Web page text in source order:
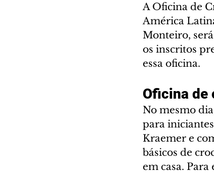
A Oficina de
América
Monteiro,
os inscritos
essa oficina.
Oficina de
No mesmo
para
Kraemer e
básicos de
em casa.